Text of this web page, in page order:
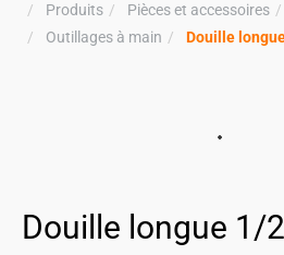
Produits Pièces et accessoires
Outillages à main
Douille
Douille longue 1/